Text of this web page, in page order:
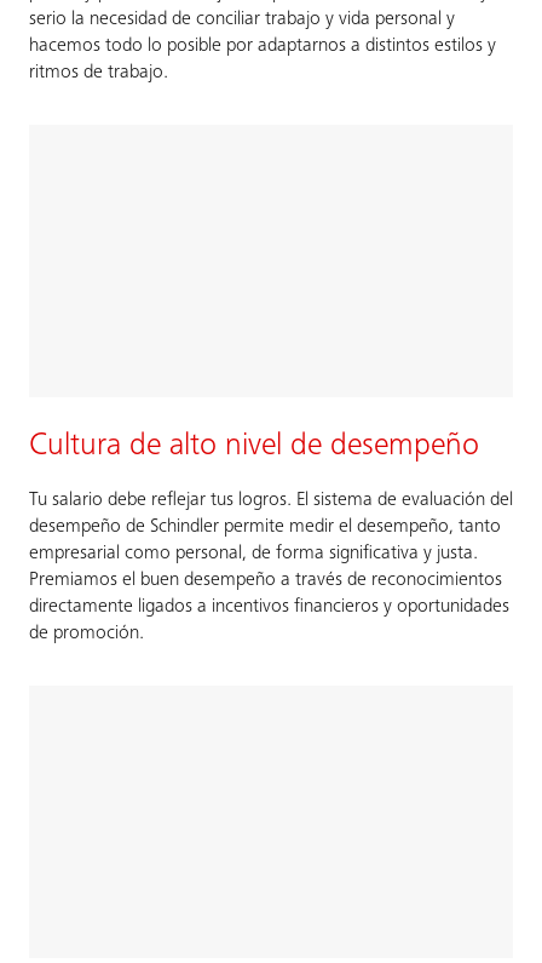
serio la necesidad de conciliar trabajo y vida personal y
hacemos todo lo posible por adaptarnos a distintos estilos y
ritmos de trabajo.
Cultura de alto nivel de desempeño
Tu salario debe reflejar tus logros. El sistema de evaluación del
desempeño de Schindler permite medir el desempeño, tanto
empresarial como personal, de forma significativa y justa.
Premiamos el buen desempeño a través de reconocimientos
directamente ligados a incentivos financieros y oportunidades
de promoción.